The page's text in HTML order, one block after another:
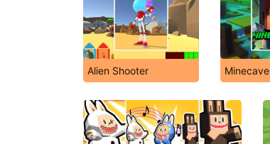
Alien Shooter